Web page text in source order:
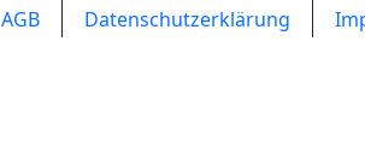
AGB Datenschutzerklärung